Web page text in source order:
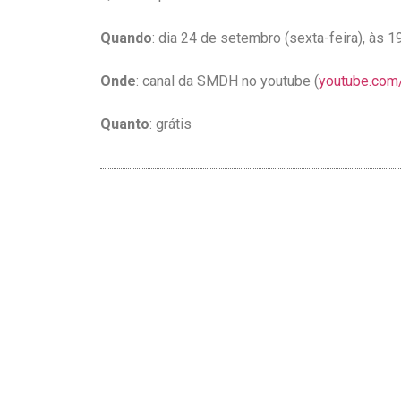
Quando: dia 24 de setembro (sexta-feira), às
Onde: canal da SMDH no youtube (
Quanto: grátis